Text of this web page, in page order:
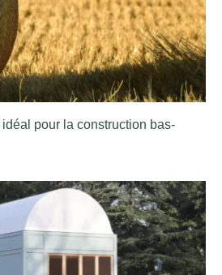
pour la construction bas-